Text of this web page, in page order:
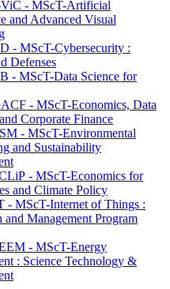
- MScT-Artificial
and Advanced Visual
- MScT-Cybersecurity :
Defenses
- MScT-Data Science for
- MScT-Economics, Data
Corporate Finance
- MScT-Environmental
and Sustainability
- MScT-Economics for
and Climate Policy
- MScT-Internet of Things :
and Management Program
- MScT-Energy
: Science Technology &